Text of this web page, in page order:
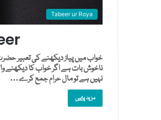
Tabeer ur Roya
خواب میں پیاز دیکھنے کی تعبیر حضرت
ناخوش بات ہے اگر خواب کا دیکھنے
نہیں ہے تو مال حرام جمع کرے…
مزید پڑہیں